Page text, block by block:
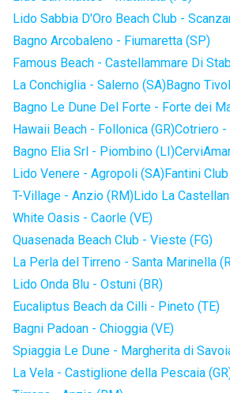
Lido Sabbia D'Oro Beach Club -
Bagno Arcobaleno - Fiumaretta (SP)
Famous Beach - Castellammare Di
La Conchiglia - Salerno (SA)Bagno
Bagno Le Dune Del Forte - Forte dei
Hawaii Beach - Follonica (GR)Cotriero -
Bagno Elia Srl - Piombino (LI)
Lido Venere - Agropoli (SA)Fantini
T-Village - Anzio (RM)Lido La
White Oasis - Caorle (VE)
Quasenada Beach Club - Vieste (FG)
La Perla del Tirreno - Santa Marinella
Lido Onda Blu - Ostuni (BR)
Eucaliptus Beach da Cilli - Pineto (TE)
Bagni Padoan - Chioggia (VE)
Spiaggia Le Dune - Margherita di
La Vela - Castiglione della Pescaia